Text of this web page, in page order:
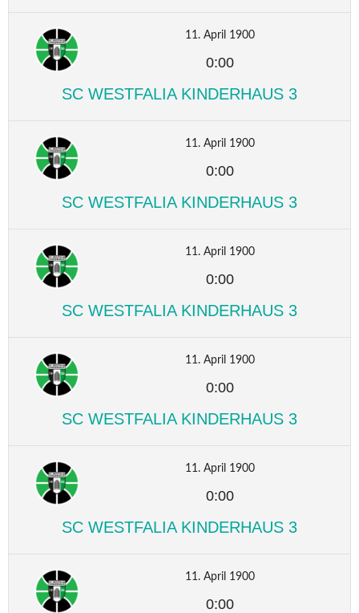
11. April 1900
0:00
SC WESTFALIA KINDERHAUS 3
11. April 1900
0:00
SC WESTFALIA KINDERHAUS 3
11. April 1900
0:00
SC WESTFALIA KINDERHAUS 3
11. April 1900
0:00
SC WESTFALIA KINDERHAUS 3
11. April 1900
0:00
SC WESTFALIA KINDERHAUS 3
11. April 1900
0:00